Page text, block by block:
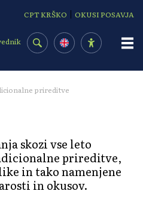
CPT KRŠKO | OKUSI POSAVJA
prireditve
skozi vse leto
prireditve,
in tako namenjene
in okusov.